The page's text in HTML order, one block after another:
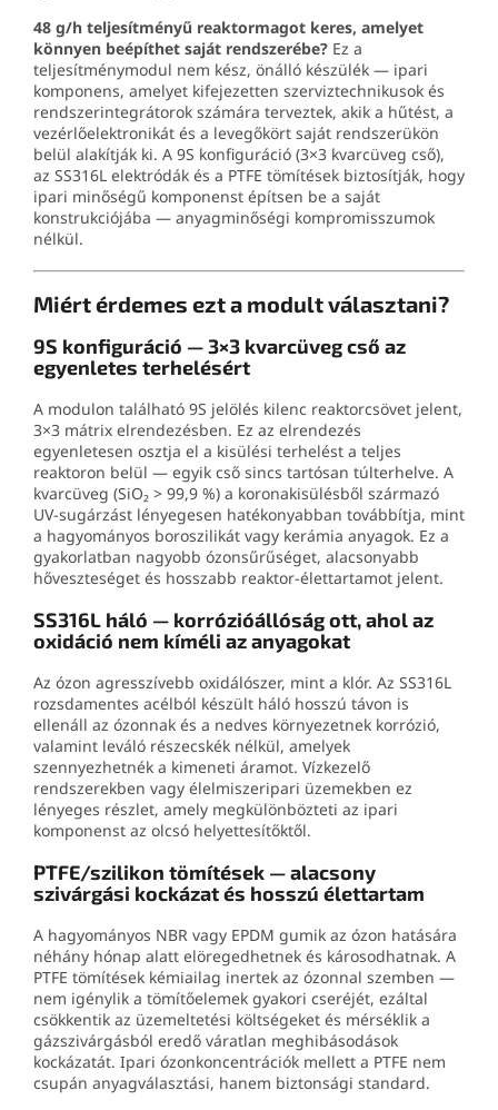
szagtalanításhoz.
48 g/h teljesítményű reaktormagot keres, amelyet
könnyen beépíthet saját rendszerébe? Ez a
teljesítménymodul nem kész, önálló készülék — ipari
komponens, amelyet kifejezetten szerviztechnikusok és
rendszerintegrátorok számára terveztek, akik a hűtést, a
vezérlőelektronikát és a levegőkört saját rendszerükön
belül alakítják ki. A 9S konfiguráció (3×3 kvarcüveg cső),
az SS316L elektródák és a PTFE tömítések biztosítják, hogy
ipari minőségű komponenst építsen be a saját
konstrukciójába — anyagminőségi kompromisszumok
nélkül.
Miért érdemes ezt a modult választani?
9S konfiguráció — 3×3 kvarcüveg cső az
egyenletes terhelésért
A modulon található 9S jelölés kilenc reaktorcsövet jelent,
3×3 mátrix elrendezésben. Ez az elrendezés
egyenletesen osztja el a kisülési terhelést a teljes
reaktoron belül — egyik cső sincs tartósan túlterhelve. A
kvarcüveg (SiO₂ > 99,9 %) a koronakisülésből származó
UV-sugárzást lényegesen hatékonyabban továbbítja, mint
a hagyományos boroszilikát vagy kerámia anyagok. Ez a
gyakorlatban nagyobb ózonsűrűséget, alacsonyabb
hőveszteséget és hosszabb reaktor-élettartamot jelent.
SS316L háló — korrózióállóság ott, ahol az
oxidáció nem kíméli az anyagokat
Az ózon agresszívebb oxidálószer, mint a klór. Az SS316L
rozsdamentes acélból készült háló hosszú távon is
ellenáll az ózonnak és a nedves környezetnek korrózió,
valamint leváló részecskék nélkül, amelyek
szennyezhetnék a kimeneti áramot. Vízkezelő
rendszerekben vagy élelmiszeripari üzemekben ez
lényeges részlet, amely megkülönbözteti az ipari
komponenst az olcsó helyettesítőktől.
PTFE/szilikon tömítések — alacsony
szivárgási kockázat és hosszú élettartam
A hagyományos NBR vagy EPDM gumik az ózon hatására
néhány hónap alatt elöregedhetnek és károsodhatnak. A
PTFE tömítések kémiailag inertek az ózonnal szemben —
nem igénylik a tömítőelemek gyakori cseréjét, ezáltal
csökkentik az üzemeltetési költségeket és mérséklik a
gázszivárgásból eredő váratlan meghibásodások
kockázatát. Ipari ózonkoncentrációk mellett a PTFE nem
csupán anyagválasztási, hanem biztonsági standard.